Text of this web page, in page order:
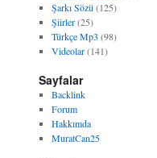
Şarkı Sözü (125)
Şiirler(25)
Türkçe Mp3 (98)
Videolar(141)
Sayfalar
Backlink
Forum
Hakkımda
MuratCan25